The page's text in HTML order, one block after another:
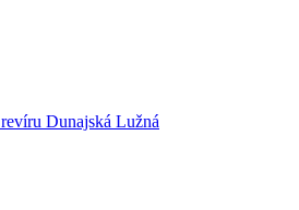
Dunajská Lužná